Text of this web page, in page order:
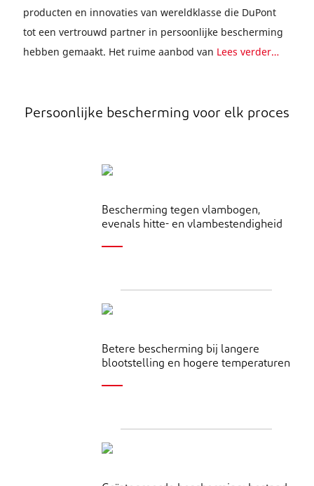
producten en innovaties van wereldklasse die DuPont
tot een vertrouwd partner in persoonlijke bescherming
hebben gemaakt. Het ruime aanbod van Lees verder…
Persoonlijke bescherming voor elk proces
Bescherming tegen vlambogen,
evenals hitte- en vlambestendigheid
Betere bescherming bij langere
blootstelling en hogere temperaturen